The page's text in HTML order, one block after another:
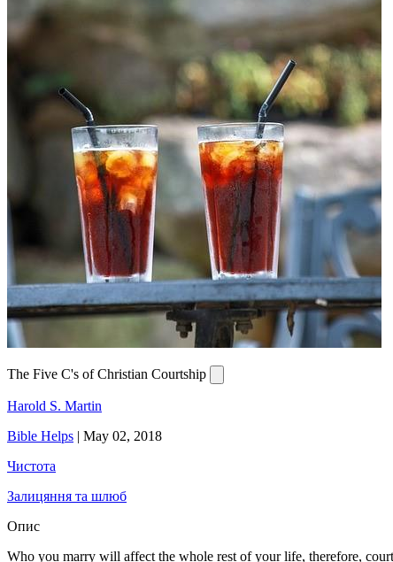
The Five C's of Christian Courtship
Harold S. Martin
Bible Helps | May 02, 2018
Чистота
Залицяння та шлюб
Опис
Who you marry will affect the whole rest of your life, therefore,